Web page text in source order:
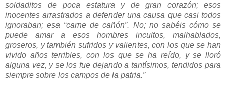
soldaditos de poca estatura y de gran corazón; esos
inocentes arrastrados a defender una causa que casi todos
ignoraban; esa “carne de cañón”. No; no sabéis cómo se
puede amar a esos hombres incultos, malhablados,
groseros, y también sufridos y valientes, con los que se han
vivido años terribles, con los que se ha reído, y se lloró
alguna vez, y se los fue dejando a tantísimos, tendidos para
siempre sobre los campos de la patria.”